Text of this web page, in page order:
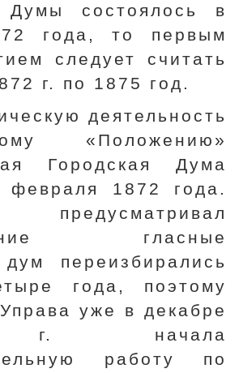
Думы состоялось в
года, то первым
следует считать
г. по 1875 год.
деятельность
«Положению»
Городская Дума
февраля 1872 года.
предусматривал
гласные
дум переизбирались
года, поэтому
уже в декабре
г. начала
работу по